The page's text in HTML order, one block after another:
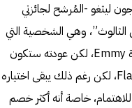
ليثغو -المُرشح لجائزتي
وهي الشخصية التي
قدمها بالموسم الرابع وحاز عنها على جائزة Emmy، لكن عودته ستكون
عبر عدد محدود من مشاهد الـ Flash Back، لكن رغم ذلك يبقى اختياره
خاصة أنه أكثر خصم